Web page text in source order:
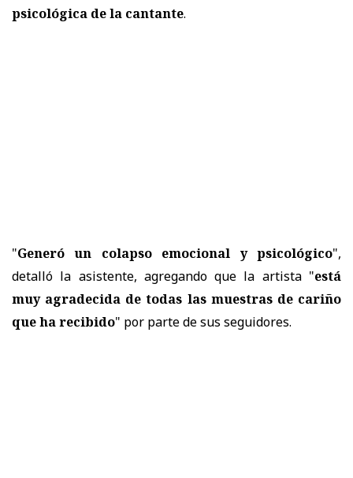
psicológica de la cantante.
"Generó un colapso emocional y psicológico",
detalló la asistente, agregando que la artista "está
muy agradecida de todas las muestras de cariño
que ha recibido" por parte de sus seguidores.